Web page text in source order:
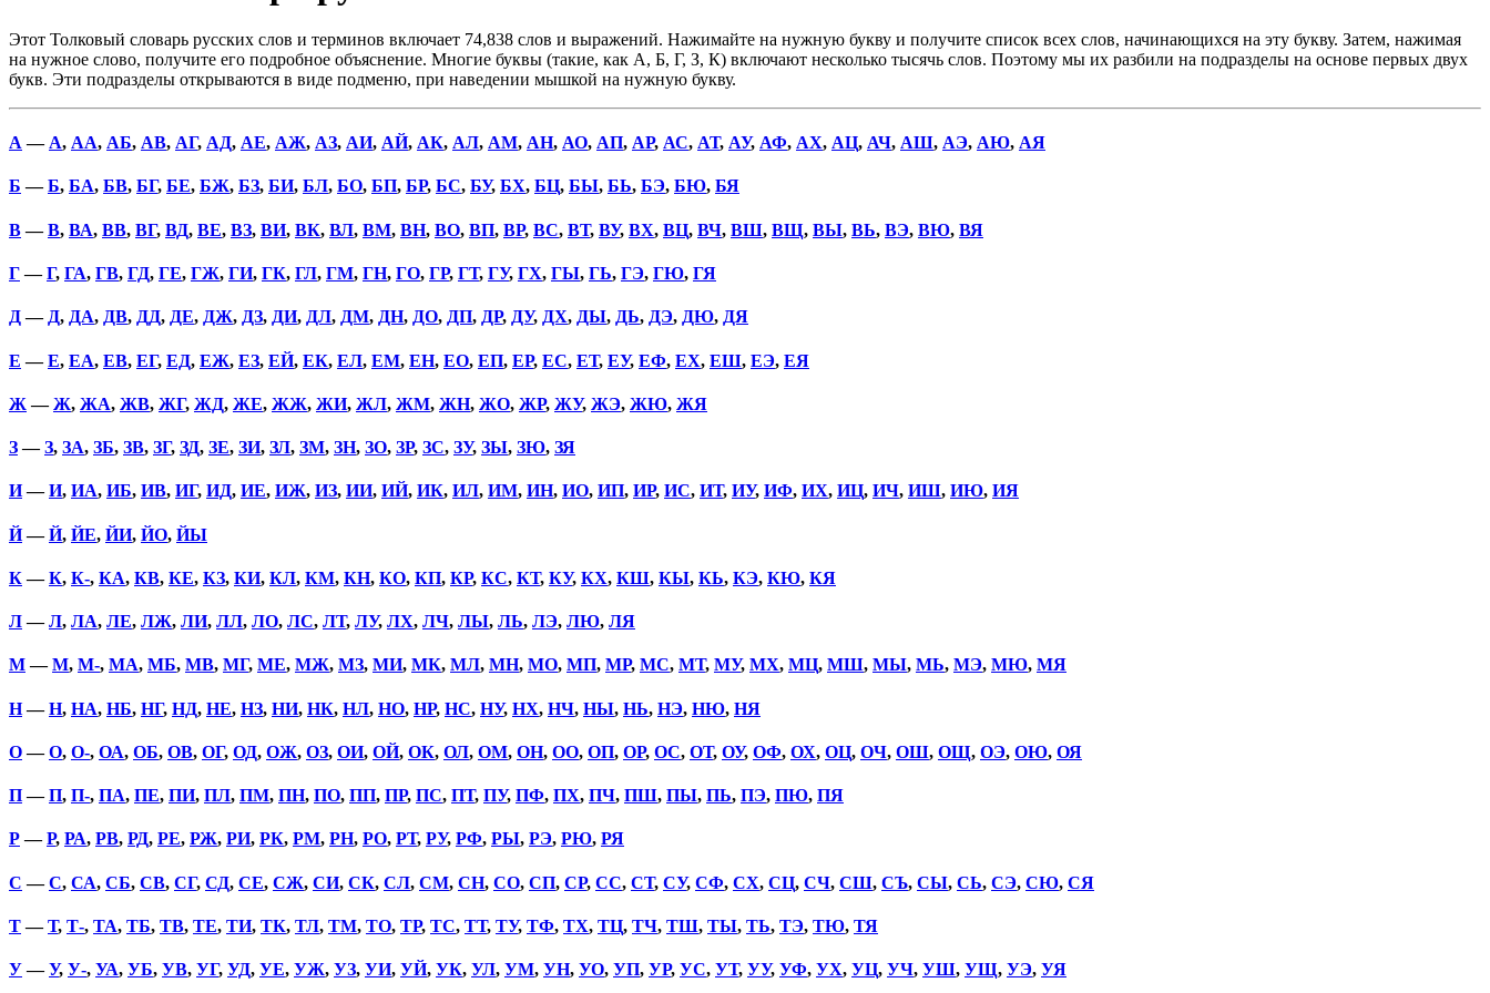
Этот Толковый словарь русских слов и терминов включает 74,838 слов и выражений. Нажимайте на нужную букву и получите список всех слов, начинающихся на эту букву. Затем, нажимая
на нужное слово, получите его подробное объяснение. Многие буквы (такие, как А, Б, Г, З, К) включают несколько тысячь слов. Поэтому мы их разбили на подразделы на основе первых двух
букв. Эти подразделы открываются в виде подменю, при наведении мышкой на нужную букву.
А — А, АА, АБ, АВ, АГ, АД, АЕ, АЖ, АЗ, АИ, АЙ, АК, АЛ, АМ, АН, АО, АП, АР, АС, АТ, АУ, АФ, АХ, АЦ, АЧ, АШ, АЭ, АЮ, АЯ
Б —Б, БА, БВ, БГ, БЕ, БЖ, БЗ, БИ, БЛ, БО, БП, БР, БС, БУ, БХ, БЦ, БЫ, БЬ, БЭ, БЮ, БЯ
В—В, ВА, ВВ, ВГ, ВД, ВЕ, ВЗ, ВИ, ВК, ВЛ, ВМ, ВН, ВО, ВП, ВР, ВС, ВТ, ВУ, ВХ, ВЦ, ВЧ, ВШ, ВЩ, ВЫ, ВЬ, ВЭ, ВЮ, ВЯ
Г—Г, ГА, ГВ, ГД, ГЕ, ГЖ, ГИ, ГК, ГЛ, ГМ, ГН, ГО, ГР, ГТ, ГУ, ГХ, ГЫ, ГЬ, ГЭ, ГЮ, ГЯ
Д— Д, ДА, ДВ, ДД, ДЕ, ДЖ, ДЗ, ДИ, ДЛ, ДМ, ДН, ДО, ДП, ДР, ДУ, ДХ, ДЫ, ДЬ, ДЭ, ДЮ, ДЯ
Е —Е, ЕА, ЕВ, ЕГ, ЕД, ЕЖ, ЕЗ, ЕЙ, ЕК, ЕЛ, ЕМ, ЕН, ЕО, ЕП, ЕР, ЕС, ЕТ, ЕУ, ЕФ, ЕХ, ЕШ, ЕЭ, ЕЯ
Ж —Ж, ЖА, ЖВ, ЖГ, ЖД, ЖЕ, ЖЖ, ЖИ, ЖЛ, ЖМ, ЖН, ЖО, ЖР, ЖУ, ЖЭ, ЖЮ, ЖЯ
З—З, ЗА, ЗБ, ЗВ, ЗГ, ЗД, ЗЕ, ЗИ, ЗЛ, ЗМ, ЗН, ЗО, ЗР, ЗС, ЗУ, ЗЫ, ЗЮ, ЗЯ
И—И, ИА, ИБ, ИВ, ИГ, ИД, ИЕ, ИЖ, ИЗ, ИИ, ИЙ, ИК, ИЛ, ИМ, ИН, ИО, ИП, ИР, ИС, ИТ, ИУ, ИФ, ИХ, ИЦ, ИЧ, ИШ, ИЮ, ИЯ
Й—Й, ЙЕ, ЙИ, ЙО, ЙЫ
К—К, К-, КА, КВ, КЕ, КЗ, КИ, КЛ, КМ, КН, КО, КП, КР, КС, КТ, КУ, КХ, КШ, КЫ, КЬ, КЭ, КЮ, КЯ
Л—Л, ЛА, ЛЕ, ЛЖ, ЛИ, ЛЛ, ЛО, ЛС, ЛТ, ЛУ, ЛХ, ЛЧ, ЛЫ, ЛЬ, ЛЭ, ЛЮ, ЛЯ
М—М, М-, МА, МБ, МВ, МГ, МЕ, МЖ, МЗ, МИ, МК, МЛ, МН, МО, МП, МР, МС, МТ, МУ, МХ, МЦ, МШ, МЫ, МЬ, МЭ, МЮ, МЯ
Н—Н, НА, НБ, НГ, НД, НЕ, НЗ, НИ, НК, НЛ, НО, НР, НС, НУ, НХ, НЧ, НЫ, НЬ, НЭ, НЮ, НЯ
О—О, О-, ОА, ОБ, ОВ, ОГ, ОД, ОЖ, ОЗ, ОИ, ОЙ, ОК, ОЛ, ОМ, ОН, ОО, ОП, ОР, ОС, ОТ, ОУ, ОФ, ОХ, ОЦ, ОЧ, ОШ, ОЩ, ОЭ, ОЮ, ОЯ
П—П, П-, ПА, ПЕ, ПИ, ПЛ, ПМ, ПН, ПО, ПП, ПР, ПС, ПТ, ПУ, ПФ, ПХ, ПЧ, ПШ, ПЫ, ПЬ, ПЭ, ПЮ, ПЯ
Р—Р, РА, РВ, РД, РЕ, РЖ, РИ, РК, РМ, РН, РО, РТ, РУ, РФ, РЫ, РЭ, РЮ, РЯ
С —С, СА, СБ, СВ, СГ, СД, СЕ, СЖ, СИ, СК, СЛ, СМ, СН, СО, СП, СР, СС, СТ, СУ, СФ, СХ, СЦ, СЧ, СШ, СЪ, СЫ, СЬ, СЭ, СЮ, СЯ
Т—Т, Т-, ТА, ТБ, ТВ, ТЕ, ТИ, ТК, ТЛ, ТМ, ТО, ТР, ТС, ТТ, ТУ, ТФ, ТХ, ТЦ, ТЧ, ТШ, ТЫ, ТЬ, ТЭ, ТЮ, ТЯ
У—У, У-, УА, УБ, УВ, УГ, УД, УЕ, УЖ, УЗ, УИ, УЙ, УК, УЛ, УМ, УН, УО, УП, УР, УС, УТ, УУ, УФ, УХ, УЦ, УЧ, УШ, УЩ, УЭ, УЯ